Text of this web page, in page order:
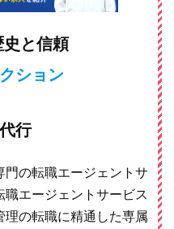
史と信頼
ション
行
の転職エージェントサ
エージェントサービス
の転職に精通した専属